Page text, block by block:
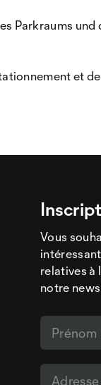
Parkraums
et
Vous
relatives à
notre